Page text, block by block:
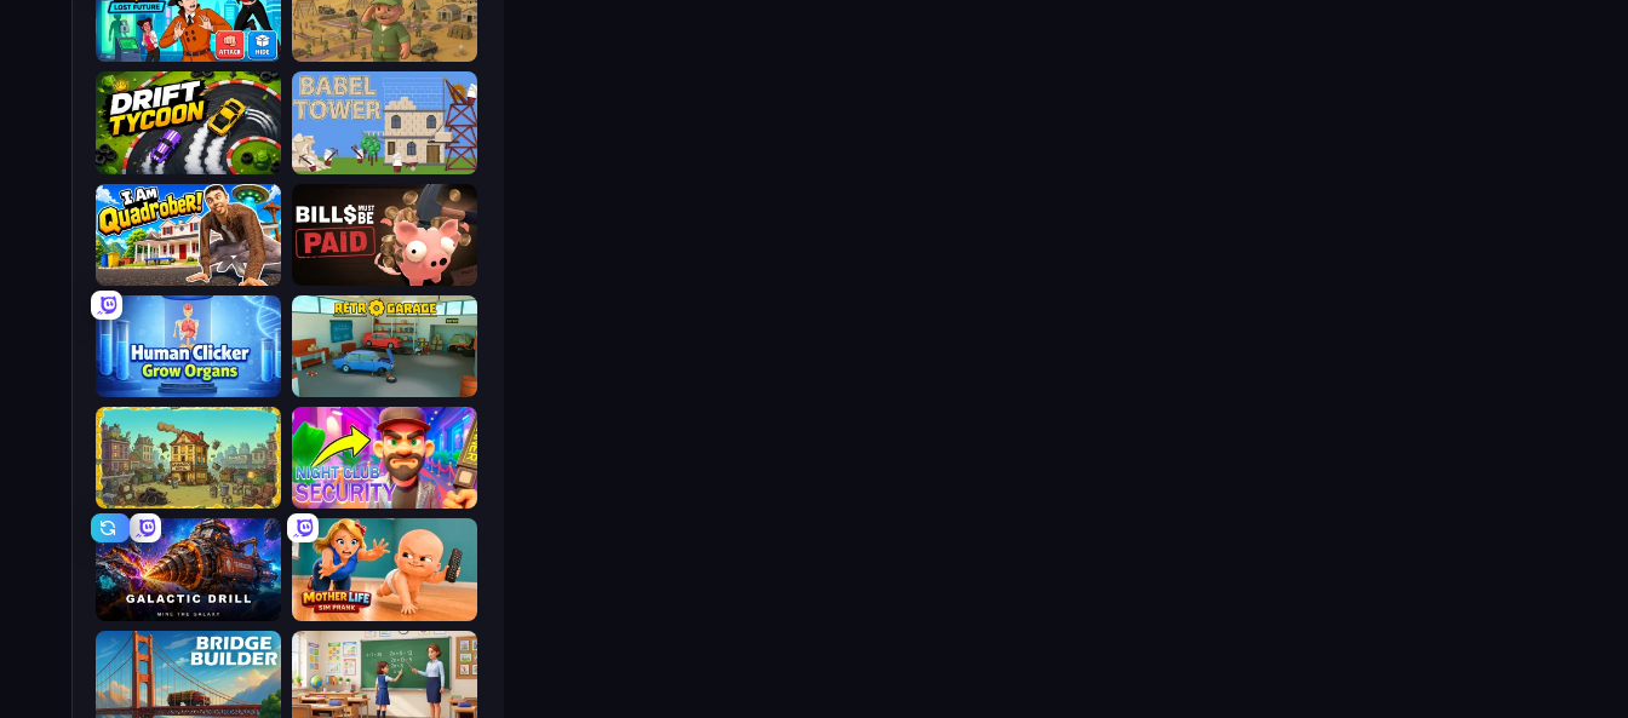
Army Base Of America
Detective IQ 3
Babel Tower
Drift Tycoon
Bills Must Be Paid
I Am Quadrober!
Retro Garage
Human Clicker: Grow Organs
Night Club Security
The Garbaggio Hotel
Mother Life Simulator: Prank
Galactic Drill